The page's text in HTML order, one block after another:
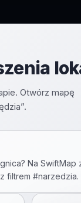
Otwórz mapę
? Na SwiftMap
filtrem #narzedzia.